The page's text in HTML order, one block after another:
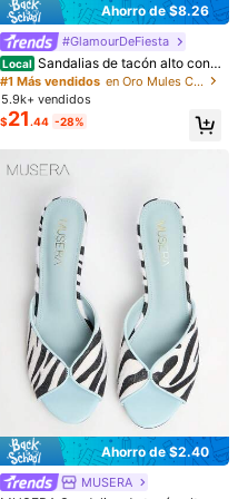
Accesorios de Vestir
Ahorro de $8.26
#GlamourDeFiesta
Local Sandalias de tacón alto con p
unta puntiaguda de color dorado el
egante, tacones tipo mule con joya
s, atuendos de primavera y verano,
chanclas
#1 Más vendidos
en Oro Mules Con Tacón .
5.9k+ vendidos
$21 .44 -28%
Ahorro de $2.40
MUSERA